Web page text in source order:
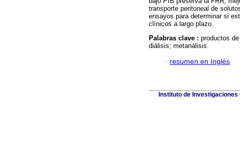
transporte peritoneal de
ensayos para determinar si
clínicos a largo plazo.
Palabras clave : productos
diálisis; metanálisis.
· resumen en Inglés
Instituto de Investigaciones